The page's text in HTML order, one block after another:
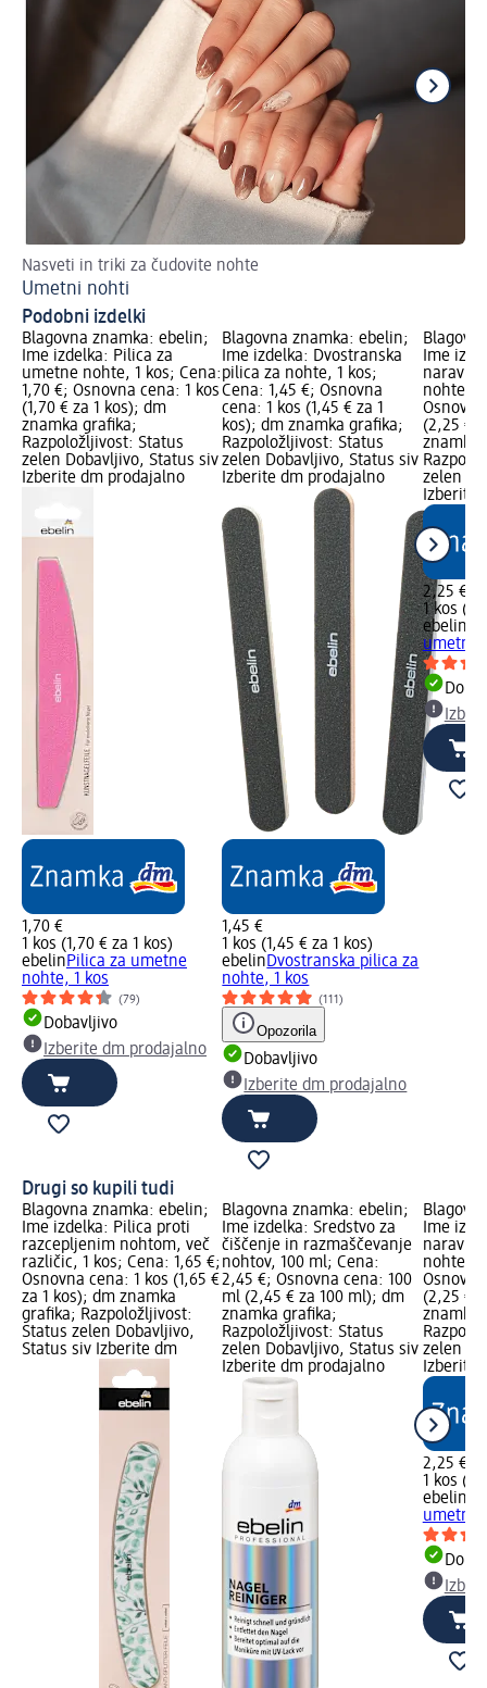
Nasveti in triki za čudovite nohte
Umetni nohti
Podobni izdelki
Blagovna znamka: ebelin;
Ime izdelka: Pilica za
umetne nohte, 1 kos; Cena:
1,70 €; Osnovna cena: 1 kos
(1,70 € za 1 kos); dm
znamka grafika;
Razpoložljivost: Status
zelen Dobavljivo, Status siv
Izberite dm prodajalno
1,70 €
1 kos (1,70 € za 1 kos)
ebelinPilica za umetne
nohte, 1 kos
(79)
Dobavljivo
Izberite dm prodajalno
Blagovna znamka: ebelin;
Ime izdelka: Dvostranska
pilica za nohte, 1 kos;
Cena: 1,45 €; Osnovna
cena: 1 kos (1,45 € za 1
kos); dm znamka grafika;
Razpoložljivost: Status
zelen Dobavljivo, Status siv
Izberite dm prodajalno
1,45 €
1 kos (1,45 € za 1 kos)
ebelinDvostranska pilica za
nohte, 1 kos
(111)
Opozorila
Dobavljivo
Izberite dm prodajalno
Ime
nohte, 1
(2,25 €
znamka
zelen
Izberite
2,25 €
1 kos
ebelin
umetne
Drugi so kupili tudi
Blagovna znamka: ebelin;
Ime izdelka: Pilica proti
razcepljenim nohtom, več
različic, 1 kos; Cena: 1,65 €;
Osnovna cena: 1 kos (1,65 €
za 1 kos); dm znamka
grafika; Razpoložljivost:
Status zelen Dobavljivo,
Status siv Izberite dm
Blagovna znamka: ebelin;
Ime izdelka: Sredstvo za
čiščenje in razmaščevanje
nohtov, 100 ml; Cena:
2,45 €; Osnovna cena: 100
ml (2,45 € za 100 ml); dm
znamka grafika;
Razpoložljivost: Status
zelen Dobavljivo, Status siv
Izberite dm prodajalno
Ime
nohte, 1
(2,25 €
znamka
zelen
Izberite
2,25 €
1 kos
ebelin
umetne